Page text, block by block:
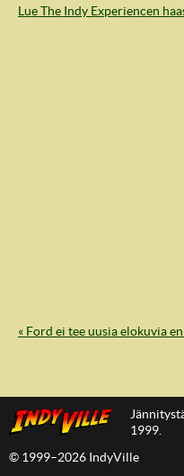
IndyVille
Lue The Indy Experiencen
« Ford ei tee uusia elokuvia
1999.
© 1999–2026 IndyVille